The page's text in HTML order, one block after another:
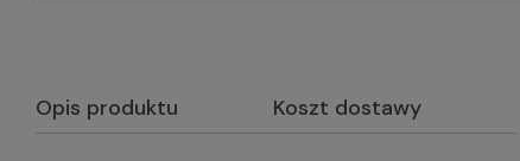
Opis produktu Koszt dostawy